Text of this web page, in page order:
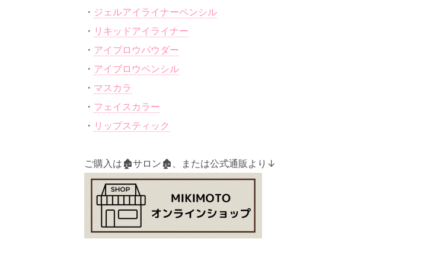
・ ジェルアイライナーペンシル
・ リキッドアイライナー
・ アイブロウパウダー
・ アイブロウペンシル
・ マスカラ
・ フェイスカラー
・ リップスティック
ご購入は🏚️サロン🏚️、または公式通販より↓